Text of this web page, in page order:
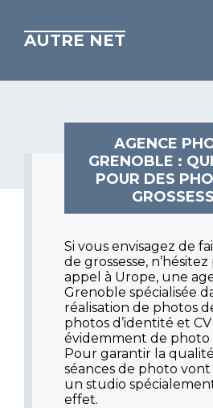
AUTRE NET
AGENCE
GRENOBLE :
POUR DES
Si vous envisagez de
de grossesse, n’hésitez
appel à Urope, une
Grenoble spécialisée
réalisation de photos
photos d’identité et
évidemment de photo
Pour garantir la
séances de photo vont
un studio
effet.